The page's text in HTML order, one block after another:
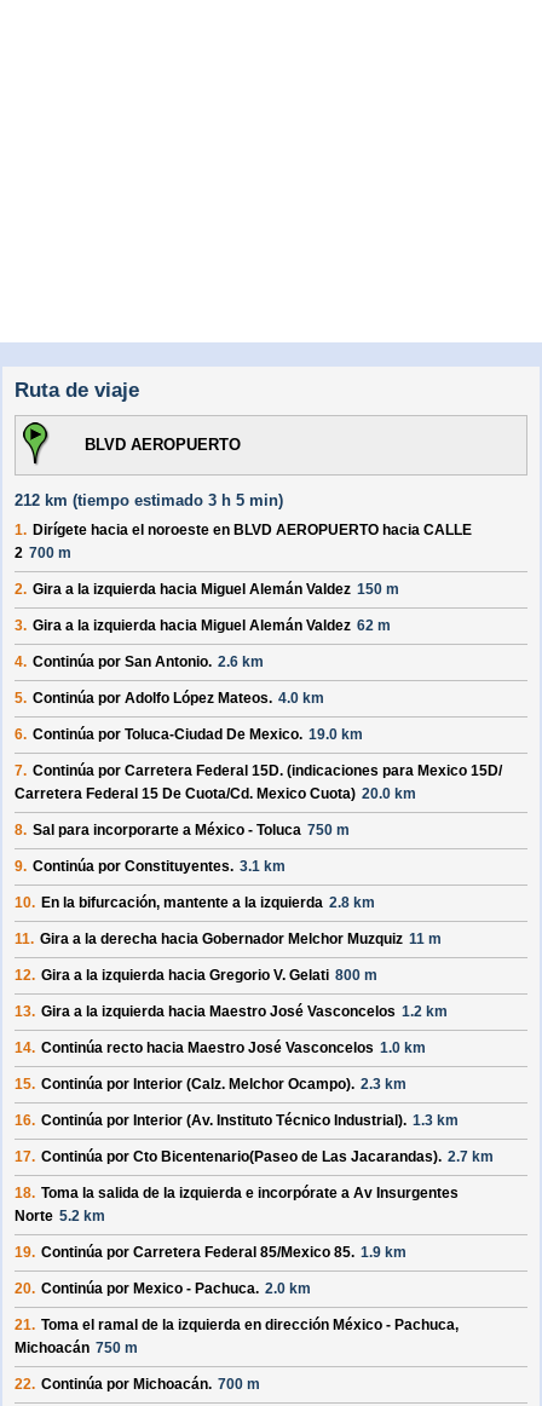
Ruta de viaje
BLVD AEROPUERTO
212 km (tiempo estimado 3 h 5 min)
1. Dirígete hacia el noroeste en BLVD AEROPUERTO hacia CALLE
2 700 m
2. Gira a la izquierda hacia Miguel Alemán Valdez 150 m
3. Gira a la izquierda hacia Miguel Alemán Valdez 62 m
4. Continúa por San Antonio. 2.6 km
5. Continúa por Adolfo López Mateos. 4.0 km
6. Continúa por Toluca-Ciudad De Mexico. 19.0 km
7. Continúa por Carretera Federal 15D. (indicaciones para Mexico 15D/
Carretera Federal 15 De Cuota/Cd. Mexico Cuota) 20.0 km
8. Sal para incorporarte a México - Toluca 750 m
9. Continúa por Constituyentes. 3.1 km
10. En la bifurcación, mantente a la izquierda 2.8 km
11. Gira a la derecha hacia Gobernador Melchor Muzquiz 11 m
12. Gira a la izquierda hacia Gregorio V. Gelati 800 m
13. Gira a la izquierda hacia Maestro José Vasconcelos 1.2 km
14. Continúa recto hacia Maestro José Vasconcelos 1.0 km
15. Continúa por Interior (Calz. Melchor Ocampo). 2.3 km
16. Continúa por Interior (Av. Instituto Técnico Industrial). 1.3 km
17. Continúa por Cto Bicentenario(Paseo de Las Jacarandas). 2.7 km
18. Toma la salida de la izquierda e incorpórate a Av Insurgentes
Norte 5.2 km
19. Continúa por Carretera Federal 85/Mexico 85. 1.9 km
20. Continúa por Mexico - Pachuca. 2.0 km
21. Toma el ramal de la izquierda en dirección México - Pachuca,
Michoacán 750 m
22. Continúa por Michoacán. 700 m